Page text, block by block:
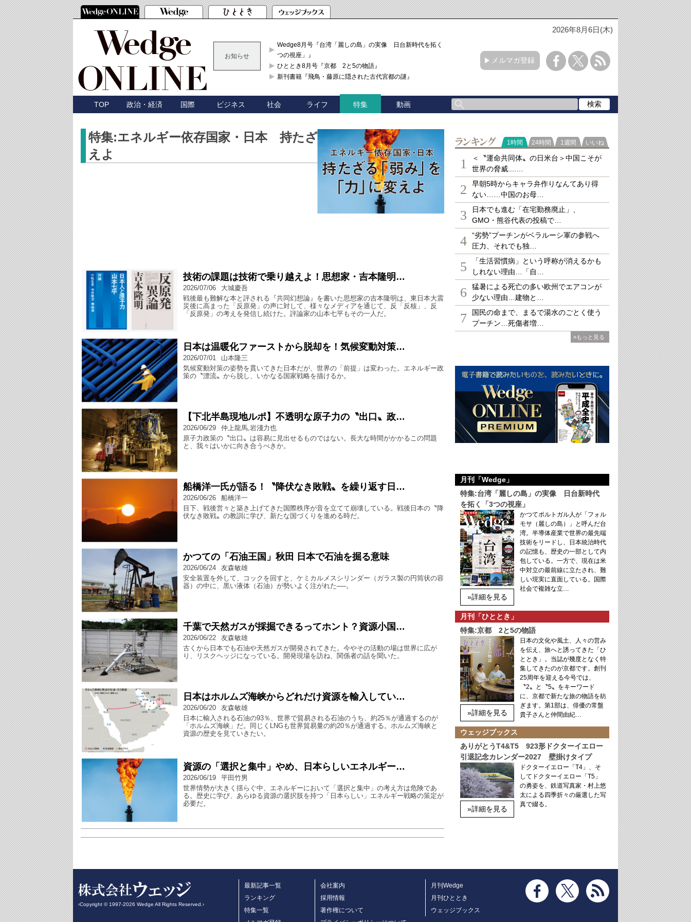
2026年8月6日(木)
お知らせ
Wedge8月号『台湾「麗しの島」の実像 日台新時代を拓く「3
つの視座」』
ひととき8月号『京都 2と5の物語』
新刊書籍『飛鳥・藤原に隠された古代宮都の謎』
メルマガ登録
TOP 政治・経済 国際 ビジネス 社会 ライフ 特集 動画
特集:エネルギー依存国家・日本 持たざる｢弱み」を｢力」に変
えよ
技術の課題は技術で乗り越えよ！思想家・吉本隆明…
2026/07/06
大城慶吾
戦後最も難解な本と評される『共同幻想論』を書いた思想家の吉本隆明は、東日本大震
災後に高まった「反原発」の声に対して、様々なメディアを通じて、反「反核」、反
「反原発」の考えを発信し続けた。評論家の山本七平もその一人だ。
日本は温暖化ファーストから脱却を！気候変動対策…
2026/07/01
山本隆三
気候変動対策の姿勢を貫いてきた日本だが、世界の「前提」は変わった。エネルギー政
策の〝漂流〟から脱し、いかなる国家戦略を描けるか。
【下北半島現地ルポ】不透明な原子力の〝出口〟政…
2026/06/29
仲上龍馬,岩淺力也
原子力政策の〝出口〟は容易に見出せるものではない。長大な時間がかかるこの問題
と、我々はいかに向き合うべきか。
船橋洋一氏が語る！〝降伏なき敗戦〟を繰り返す日…
2026/06/26
船橋洋一
目下、戦後営々と築き上げてきた国際秩序が音を立てて崩壊している。戦後日本の〝降
伏なき敗戦〟の教訓に学び、新たな国づくりを進める時だ。
かつての「石油王国」秋田 日本で石油を掘る意味
2026/06/24
友森敏雄
安全装置を外して、コックを回すと、ケミカルメスシリンダー（ガラス製の円筒状の容
器）の中に、黒い液体（石油）が勢いよく注がれた──。
千葉で天然ガスが採掘できるってホント？資源小国…
2026/06/22
友森敏雄
古くから日本でも石油や天然ガスが開発されてきた。今やその活動の場は世界に広が
り、リスクヘッジになっている。開発現場を訪ね、関係者の話を聞いた。
日本はホルムズ海峡からどれだけ資源を輸入してい…
2026/06/20
友森敏雄
日本に輸入される石油の93％、世界で貿易される石油のうち、約25％が通過するのが
「ホルムズ海峡」だ。同じくLNGも世界貿易量の約20％が通過する。ホルムズ海峡と
資源の歴史を見ていきたい。
資源の「選択と集中」やめ、日本らしいエネルギー…
2026/06/19
平田竹男
世界情勢が大きく揺らぐ中、エネルギーにおいて「選択と集中」の考え方は危険であ
る。歴史に学び、あらゆる資源の選択肢を持つ「日本らしい」エネルギー戦略の策定が
必要だ。
ランキング
1時間 24時間 1週間 いいね
1
＜〝運命共同体〟の日米台＞中国こそが
世界の脅威....…
2
早朝5時からキャラ弁作りなんてあり得
ない……中国のお母…
3
日本でも進む「在宅勤務廃止」、
GMO・熊谷代表の投稿で…
4
“劣勢”プーチンがベラルーシ軍の参戦へ
圧力、それでも独…
5
「生活習慣病」という呼称が消えるかも
しれない理由…「自…
6
猛暑による死亡の多い欧州でエアコンが
少ない理由…建物と…
7
国民の命まで、まるで湯水のごとく使う
プーチン…死傷者増…
»もっと見る
月刊「Wedge」
特集:台湾「麗しの島」の実像 日台新時代
を拓く「3つの視座」
»詳細を見る
かつてポルトガル人が「フォル
モサ（麗しの島）」と呼んだ台
湾。半導体産業で世界の最先端
技術をリードし、日本統治時代
の記憶も、歴史の一部として内
包している。一方で、現在は米
中対立の最前線に立たされ、難
しい現実に直面している。国際
社会で複雑な立…
月刊「ひととき」
特集:京都 2と5の物語
»詳細を見る
日本の文化や風土、人々の営み
を伝え、旅へと誘ってきた「ひ
ととき」。当誌が幾度となく特
集してきたのが京都です。創刊
25周年を迎える今号では、
〝2〟と〝5〟をキーワード
に、京都で新たな旅の物語を紡
ぎます。第1部は、俳優の常盤
貴子さんと仲間由紀…
ウェッジブックス
ありがとうT4&T5 923形ドクターイエロー
引退記念カレンダー2027 壁掛けタイプ
»詳細を見る
ドクターイエロー「T4」、そ
してドクターイエロー「T5」
の勇姿を、鉄道写真家・村上悠
太による四季折々の厳選した写
真で綴る。
‹Copyright © 1997-2026 Wedge All Rights Reserved.›
最新記事一覧
ランキング
特集一覧
会社案内
採用情報
著作権について
月刊Wedge
月刊ひととき
ウェッジブックス